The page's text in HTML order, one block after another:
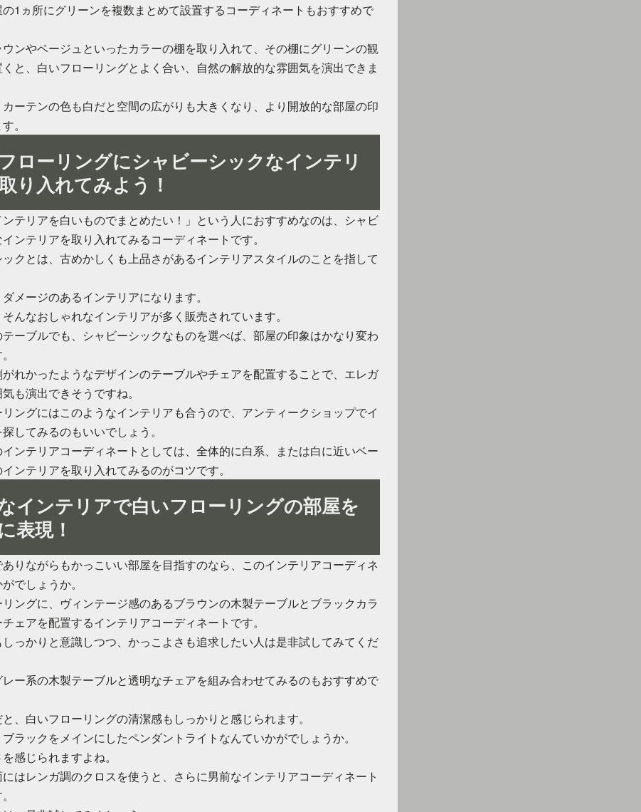
の1ヵ所にグリーンを複数まとめて設置するコーディネートもおすすめで
ンやベージュといったカラーの棚を取り入れて、その棚にグリーンの観
と、白いフローリングとよく合い、自然の解放的な雰囲気を演出できま
カーテンの色も白だと空間の広がりも大きくなり、より開放的な部屋の印
。
ローリングにシャビーシックなインテリ
り入れてみよう！
ンテリアを白いものでまとめたい！」という人におすすめなのは、シャビ
ンテリアを取り入れてみるコーディネートです。
クとは、古めかしくも上品さがあるインテリアスタイルのことを指して
メージのあるインテリアになります。
んなおしゃれなインテリアが多く販売されています。
ーブルでも、シャビーシックなものを選べば、部屋の印象はかなり変わ
れかったようなデザインのテーブルやチェアを配置することで、エレガ
も演出できそうですね。
ングにはこのようなインテリアも合うので、アンティークショップでイ
してみるのもいいでしょう。
インテリアコーディネートとしては、全体的に白系、または白に近いベー
ンテリアを取り入れてみるのがコツです。
インテリアで白いフローリングの部屋を
表現！
りながらもかっこいい部屋を目指すのなら、このインテリアコーディネ
でしょうか。
ングに、ヴィンテージ感のあるブラウンの木製テーブルとブラックカラ
ェアを配置するインテリアコーディネートです。
っかりと意識しつつ、かっこよさも追求したい人は是非試してみてくだ
ー系の木製テーブルと透明なチェアを組み合わせてみるのもおすすめで
、白いフローリングの清潔感もしっかりと感じられます。
ラックをメインにしたペンダントライトなんていかがでしょうか。
感じられますよね。
にはレンガ調のクロスを使うと、さらに男前なインテリアコーディネート